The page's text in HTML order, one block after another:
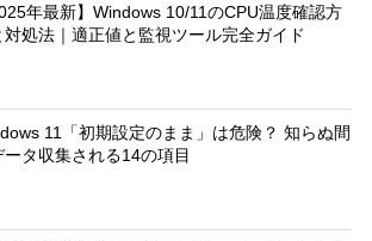
年最新】Windows 10/11のCPU温度確認方
対処法｜適正値と監視ツール完全ガイド
11「初期設定のまま」は危険？ 知らぬ間
ータ収集される14の項目